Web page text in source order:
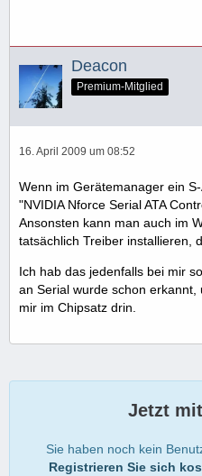
Deacon
Premium-Mitglied
16. April 2009 um 08:52
Wenn im Gerätemanager ein
"NVIDIA Nforce Serial ATA
Ansonsten kann man auch im
tatsächlich Treiber installieren,
Ich hab das jedenfalls bei mir
an Serial wurde schon
mir im Chipsatz drin.
Jetzt
Sie haben noch kein
Registrieren Sie sich